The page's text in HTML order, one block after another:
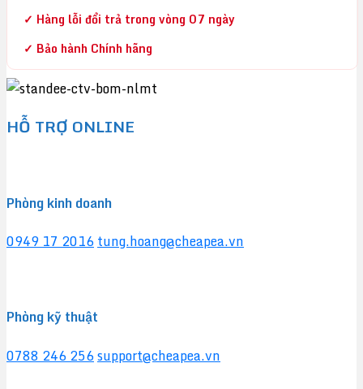
✓ Hàng lỗi đổi trả trong vòng 07 ngày
✓ Bảo hành Chính hãng
HỖ TRỢ ONLINE
Phòng kinh doanh
0949 17 2016tung.hoang@cheapea.vn
Phòng kỹ thuật
0788 246 256support@cheapea.vn